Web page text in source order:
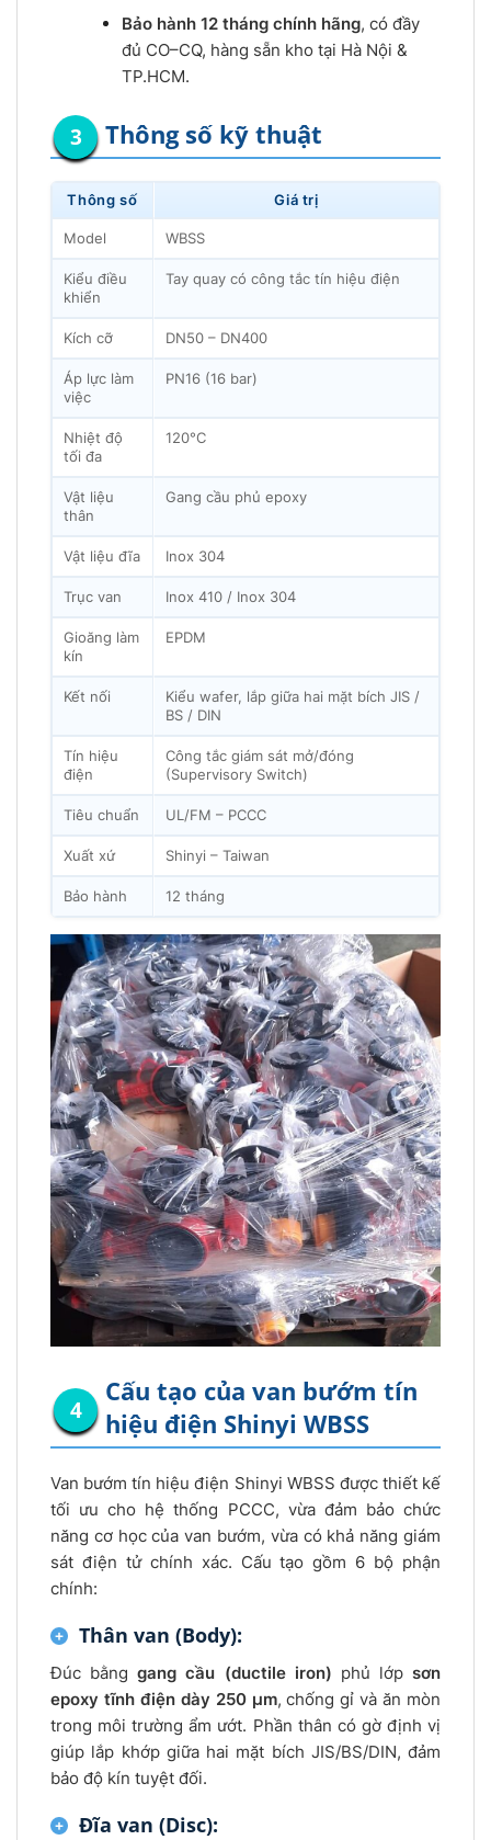
Bảo hành 12 tháng chính hãng, có đầy
đủ CO–CQ, hàng sẵn kho tại Hà Nội &
TP.HCM.
Thông số kỹ thuật
Thông số Giá trị
Model WBSS
Kiểu điều
khiển
Tay quay có công tắc tín hiệu điện
Kích cỡ DN50 – DN400
Áp lực làm
việc
PN16 (16 bar)
Nhiệt độ
tối đa
120°C
Vật liệu
thân
Gang cầu phủ epoxy
Vật liệu đĩa Inox 304
Trục van Inox 410 / Inox 304
Gioăng làm
kín
EPDM
Kết nối
Kiểu wafer, lắp giữa hai mặt bích JIS /
BS / DIN
Tín hiệu
điện
Công tắc giám sát mở/đóng
(Supervisory Switch)
Tiêu chuẩn UL/FM – PCCC
Xuất xứ Shinyi – Taiwan
Bảo hành 12 tháng
Cấu tạo của van bướm tín
hiệu điện Shinyi WBSS
Van bướm tín hiệu điện Shinyi WBSS được thiết kế
tối ưu cho hệ thống PCCC, vừa đảm bảo chức
năng cơ học của van bướm, vừa có khả năng giám
sát điện tử chính xác. Cấu tạo gồm 6 bộ phận
chính:
Thân van (Body):
Đúc bằnggang cầu (ductile iron) phủ lớp sơn
epoxy tĩnh điện dày 250 µm, chống gỉ và ăn mòn
trong môi trường ẩm ướt. Phần thân có gờ định vị
giúp lắp khớp giữa hai mặt bích JIS/BS/DIN, đảm
bảo độ kín tuyệt đối.
Đĩa van (Disc):